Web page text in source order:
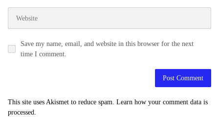
Save my name, email, and website in this browser for the next
time I comment.
This site uses Akismet to reduce spam. Learn how your comment data is
processed.